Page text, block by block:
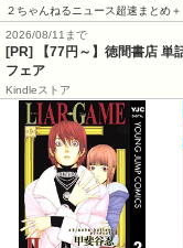
２ちゃんねるニュース超速まとめ＋
2026/08/11まで
[PR] 【77円～】徳間書店 単
フェア
Kindleストア